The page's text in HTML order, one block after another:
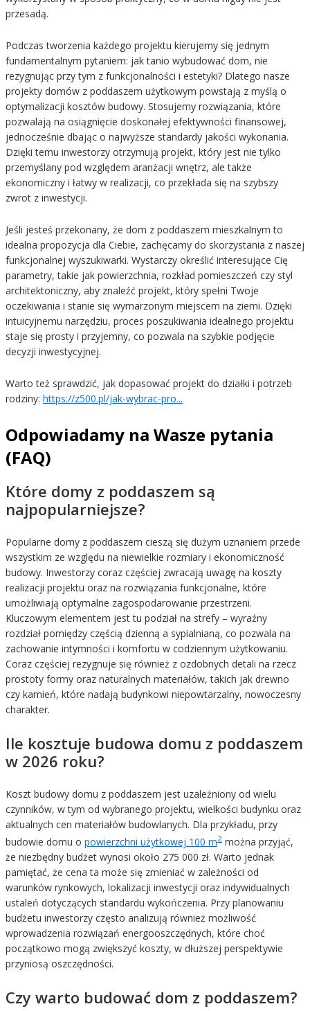
przesadą.
Podczas tworzenia każdego projektu kierujemy się jednym
fundamentalnym pytaniem: jak tanio wybudować dom, nie
rezygnując przy tym z funkcjonalności i estetyki? Dlatego nasze
projekty domów z poddaszem użytkowym powstają z myślą o
optymalizacji kosztów budowy. Stosujemy rozwiązania, które
pozwalają na osiągnięcie doskonałej efektywności finansowej,
jednocześnie dbając o najwyższe standardy jakości wykonania.
Dzięki temu inwestorzy otrzymują projekt, który jest nie tylko
przemyślany pod względem aranżacji wnętrz, ale także
ekonomiczny i łatwy w realizacji, co przekłada się na szybszy
zwrot z inwestycji.
Jeśli jesteś przekonany, że dom z poddaszem mieszkalnym to
idealna propozycja dla Ciebie, zachęcamy do skorzystania z naszej
funkcjonalnej wyszukiwarki. Wystarczy określić interesujące Cię
parametry, takie jak powierzchnia, rozkład pomieszczeń czy styl
architektoniczny, aby znaleźć projekt, który spełni Twoje
oczekiwania i stanie się wymarzonym miejscem na ziemi. Dzięki
intuicyjnemu narzędziu, proces poszukiwania idealnego projektu
staje się prosty i przyjemny, co pozwala na szybkie podjęcie
decyzji inwestycyjnej.
Warto też sprawdzić, jak dopasować projekt do działki i potrzeb
rodziny: https://z500.pl/jak-wybrac-pro...
Odpowiadamy na Wasze pytania
(FAQ)
Które domy z poddaszem są
najpopularniejsze?
Popularne domy z poddaszem cieszą się dużym uznaniem przede
wszystkim ze względu na niewielkie rozmiary i ekonomiczność
budowy. Inwestorzy coraz częściej zwracają uwagę na koszty
realizacji projektu oraz na rozwiązania funkcjonalne, które
umożliwiają optymalne zagospodarowanie przestrzeni.
Kluczowym elementem jest tu podział na strefy – wyraźny
rozdział pomiędzy częścią dzienną a sypialnianą, co pozwala na
zachowanie intymności i komfortu w codziennym użytkowaniu.
Coraz częściej rezygnuje się również z ozdobnych detali na rzecz
prostoty formy oraz naturalnych materiałów, takich jak drewno
czy kamień, które nadają budynkowi niepowtarzalny, nowoczesny
charakter.
Ile kosztuje budowa domu z poddaszem
w 2026 roku?
Koszt budowy domu z poddaszem jest uzależniony od wielu
czynników, w tym od wybranego projektu, wielkości budynku oraz
aktualnych cen materiałów budowlanych. Dla przykładu, przy
budowie domu o powierzchni użytkowej 100 m2 można przyjąć,
że niezbędny budżet wynosi około 275 000 zł. Warto jednak
pamiętać, że cena ta może się zmieniać w zależności od
warunków rynkowych, lokalizacji inwestycji oraz indywidualnych
ustaleń dotyczących standardu wykończenia. Przy planowaniu
budżetu inwestorzy często analizują również możliwość
wprowadzenia rozwiązań energooszczędnych, które choć
początkowo mogą zwiększyć koszty, w dłuższej perspektywie
przyniosą oszczędności.
Czy warto budować dom z poddaszem?